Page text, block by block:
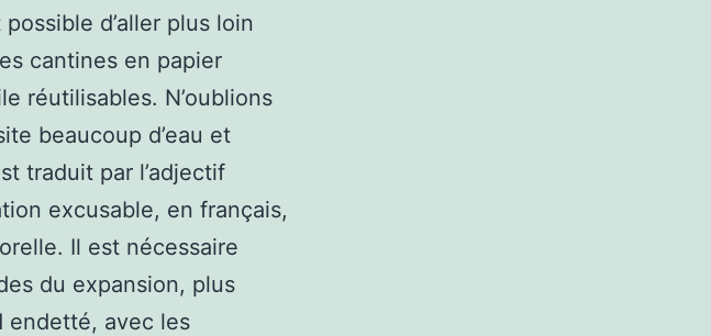
d’aller plus loin
cantines en papier
réutilisables. N’oublions
beaucoup d’eau et
traduit par l’adjectif
excusable, en français,
Il est nécessaire
du expansion, plus
endetté, avec les